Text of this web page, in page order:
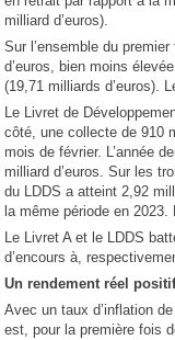
milliard d’euros).
Sur l’ensemble du
d’euros, bien moins
(19,71 milliards d’euros).
Le Livret de
côté, une collecte de 910
mois de février. L’année
milliard d’euros. Sur les
du LDDS a atteint 2,92
la même période en
Le Livret A et le LDDS
d’encours à,
Un rendement réel
Avec un taux d’inflation
est, pour la première fois